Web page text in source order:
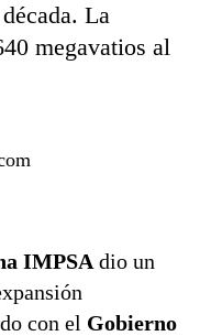
La
megavatios al
IMPSA dio un
con el Gobierno